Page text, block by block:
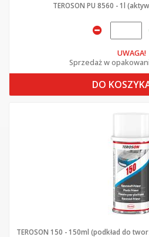
TEROSON PU 8560 - 1l
UWAGA!
Sprzedaż w
DO
TEROSON 150 - 150ml (podkład do